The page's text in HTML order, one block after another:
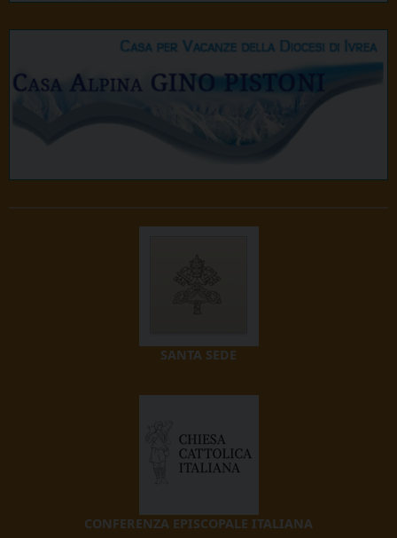
SANTA SEDE
CONFERENZA EPISCOPALE ITALIANA